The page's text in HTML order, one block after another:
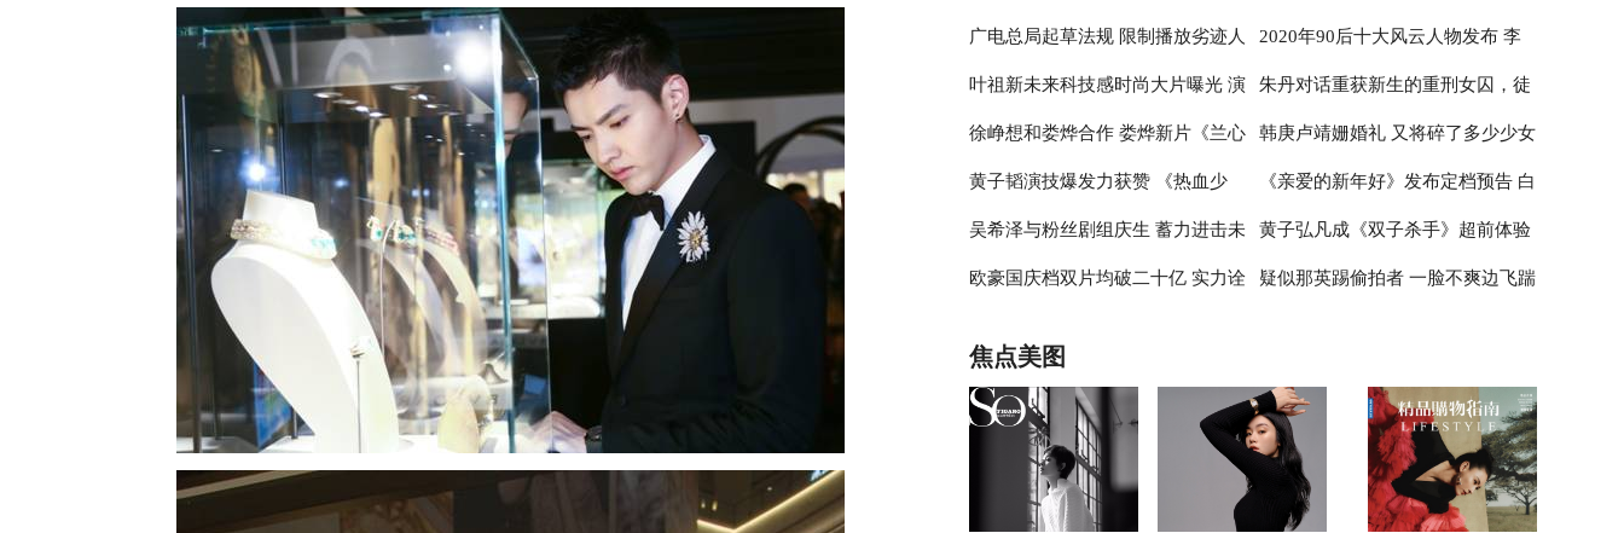
彰显时尚包容性 台北小巨蛋举行
广电总局起草法规 限制播放劣迹人
员参与的节目
2020年90后十大风云人物发布 李
子柒居首李佳琦辛有志纷纷入围
叶祖新未来科技感时尚大片曝光 演
绎春日太阳男神
朱丹对话重获新生的重刑女囚，徒
步20公里亲历深山医疗
徐峥想和娄烨合作 娄烨新片《兰心
大剧院》却宣布撤档
韩庚卢靖姗婚礼 又将碎了多少少女
的心
黄子韬演技爆发力获赞 《热血少
年》收官在即
《亲爱的新年好》发布定档预告 白
百何张子枫温馨约定跨年公映
吴希泽与粉丝剧组庆生 蓄力进击未
来可期
黄子弘凡成《双子杀手》超前体验
官 出席首映红毯推广电影革新
欧豪国庆档双片均破二十亿 实力诠 疑似那英踢偷拍者 一脸不爽边飞踹
焦点美图